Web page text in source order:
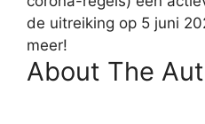
de uitreiking op 5 juni
meer!
About The